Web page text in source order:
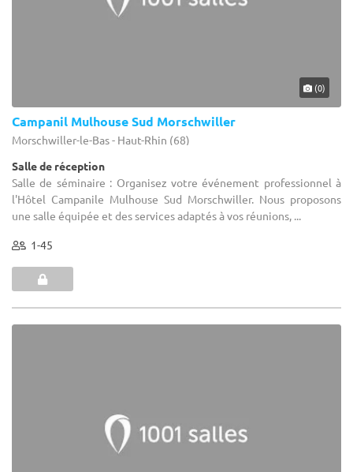
(0)
Campanil Mulhouse Sud Morschwiller
Morschwiller-le-Bas - Haut-Rhin (68)
Salle de réception
Salle de séminaire : Organisez votre événement professionnel à
l'Hôtel Campanile Mulhouse Sud Morschwiller. Nous proposons
une salle équipée et des services adaptés à vos réunions, ...
1-45